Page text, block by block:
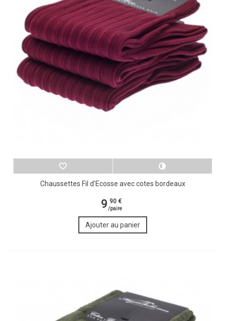
Chaussettes Fil d'Ecosse avec cotes bordeaux
9 90 €
/paire